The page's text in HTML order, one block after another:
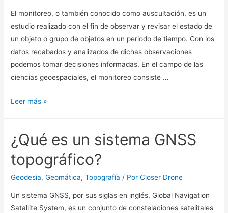
El monitoreo, o también conocido como auscultación, es un
estudio realizado con el fin de observar y revisar el estado de
un objeto o grupo de objetos en un periodo de tiempo. Con los
datos recabados y analizados de dichas observaciones
podemos tomar decisiones informadas. En el campo de las
ciencias geoespaciales, el monitoreo consiste …
Leer más »
¿Qué es un sistema GNSS
topográfico?
Geodesia,Geomática,Topografía / PorCloser Drone
Un sistema GNSS, por sus siglas en inglés, Global Navigation
Satallite System, es un conjunto de constelaciones satelitales